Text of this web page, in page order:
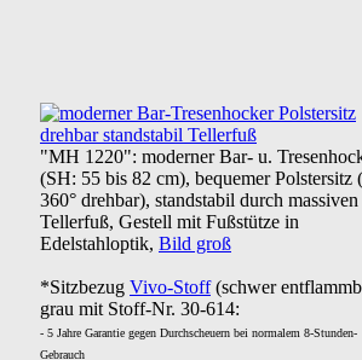
"MH 1220": moderner Bar- u.
(SH: 55 bis 82 cm), bequemer Polstersitz
360° drehbar), standstabil durch massiven
Tellerfuß, Gestell mit Fußstütze in
Edelstahloptik, Bild groß
*Sitzbezug Vivo-Stoff(schwer
grau mit Stoff-Nr. 30-614:
- 5 Jahre Garantie gegen Durchscheuern bei normalem 8-Stunden-
Gebrauch